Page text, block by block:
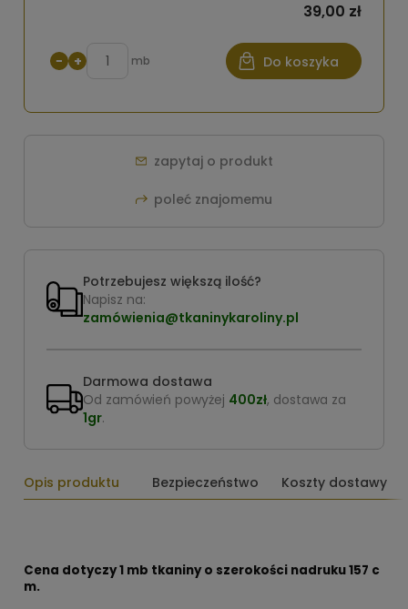
39,00 zł
− + mb Do koszyka
zapytaj o produkt
poleć znajomemu
Potrzebujesz większą ilość?
Napisz na:
zamówienia@tkaninykaroliny.pl
Darmowa dostawa
Od zamówień powyżej 400zł, dostawa za
1gr.
Opis produktu Bezpieczeństwo Koszty dostawy
Cena dotyczy 1 mb tkaniny o szerokości nadruku 157 c
m.